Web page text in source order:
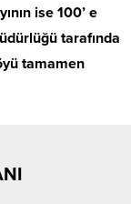
ise 100’ e
tarafında
tamamen